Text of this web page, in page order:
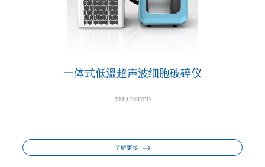
一体式低溫超声波细胞破碎仪
XM-1200DT-D
了解更多